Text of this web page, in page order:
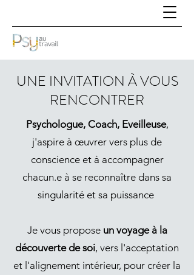
UNE INVITATION À VOUS
RENCONTRER
Psychologue, Coach, Eveilleuse,
j'aspire à œuvrer vers plus de
conscience et à accompagner
chacun.e à se reconnaître dans sa
singularité et sa puissance
Je vous propose un voyage à la
découverte de soi, vers l'acceptation
et l'alignement intérieur, pour créer la